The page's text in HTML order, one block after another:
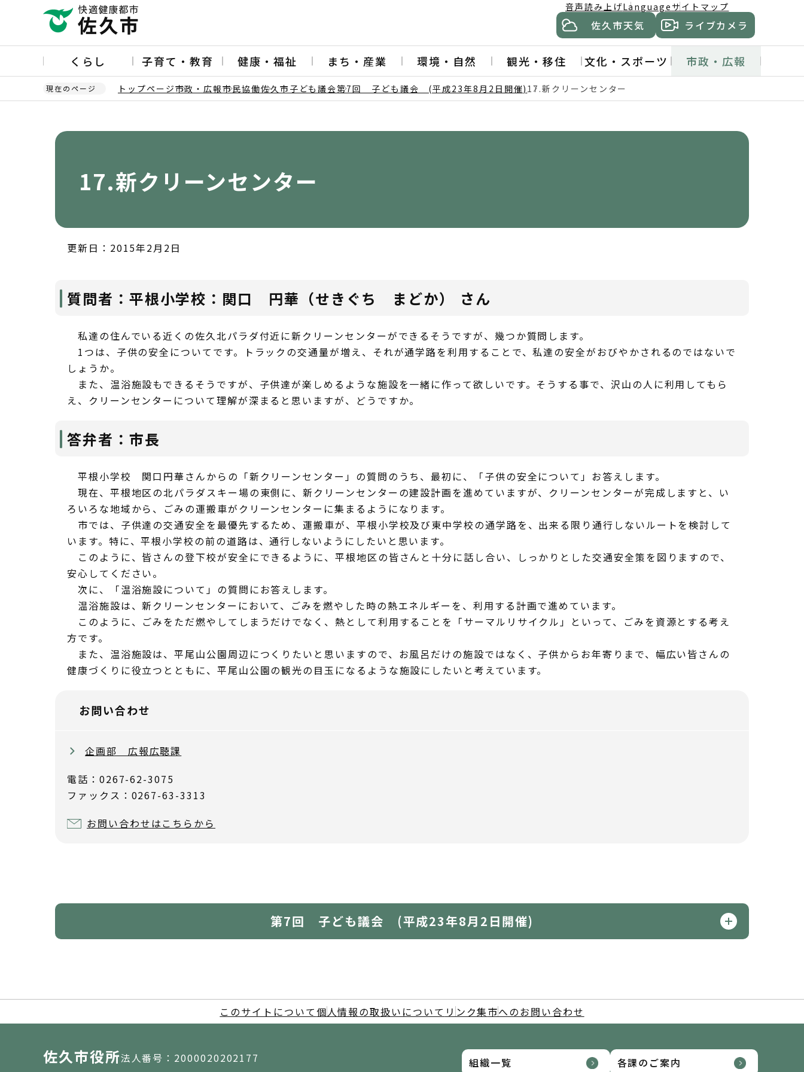
ー
の
音声読み上げLanguage サイトマップ
佐久市天気 ライブカメラ
くらし 子育て・教育 健康・福祉 まち・産業 環境・自然 観光・移住 文化・スポーツ 市政・広報
現在のページ トップページ市政・広報市民協働佐久市子ども議会第7回 子ども議会 (平成23年8月2日開催) 17.新クリーンセンター
17.新クリーンセンター
更新日：2015年2月2日
質問者：平根小学校：関口 円華（せきぐち まどか） さん
私達の住んでいる近くの佐久北パラダ付近に新クリーンセンターができるそうですが、幾つか質問します。
1つは、子供の安全についてです。トラックの交通量が増え、それが通学路を利用することで、私達の安全がおびやかされるのではないで
しょうか。
また、温浴施設もできるそうですが、子供達が楽しめるような施設を一緒に作って欲しいです。そうする事で、沢山の人に利用してもら
え、クリーンセンターについて理解が深まると思いますが、どうですか。
答弁者：市長
平根小学校 関口円華さんからの「新クリーンセンター」の質問のうち、最初に、「子供の安全について」お答えします。
現在、平根地区の北パラダスキー場の東側に、新クリーンセンターの建設計画を進めていますが、クリーンセンターが完成しますと、い
ろいろな地域から、ごみの運搬車がクリーンセンターに集まるようになります。
市では、子供達の交通安全を最優先するため、運搬車が、平根小学校及び東中学校の通学路を、出来る限り通行しないルートを検討して
います。特に、平根小学校の前の道路は、通行しないようにしたいと思います。
このように、皆さんの登下校が安全にできるように、平根地区の皆さんと十分に話し合い、しっかりとした交通安全策を図りますので、
安心してください。
次に、「温浴施設について」の質問にお答えします。
温浴施設は、新クリーンセンターにおいて、ごみを燃やした時の熱エネルギーを、利用する計画で進めています。
このように、ごみをただ燃やしてしまうだけでなく、熱として利用することを「サーマルリサイクル」といって、ごみを資源とする考え
方です。
また、温浴施設は、平尾山公園周辺につくりたいと思いますので、お風呂だけの施設ではなく、子供からお年寄りまで、幅広い皆さんの
健康づくりに役立つとともに、平尾山公園の観光の目玉になるような施設にしたいと考えています。
お問い合わせ
企画部 広報広聴課
電話：0267-62-3075
ファックス：0267-63-3313
お問い合わせはこちらから
第7回 子ども議会 (平成23年8月2日開催)
このサイトについて 個人情報の取扱いについて リンク集市へのお問い合わせ
佐久市役所法人番号：2000020202177 組織一覧 各課のご案内